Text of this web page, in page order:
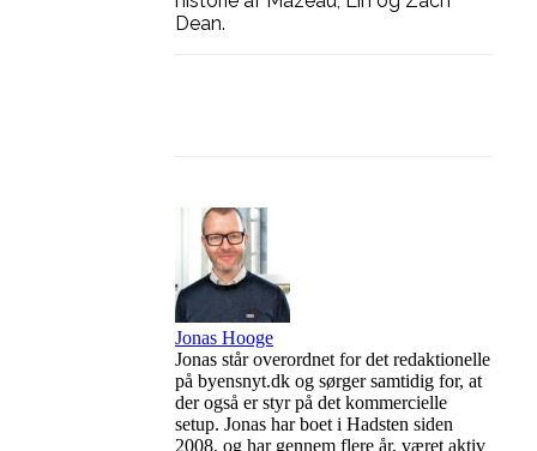
Dean.
Jonas Hooge
Jonas står overordnet for det redaktionelle
på byensnyt.dk og sørger samtidig for, at
der også er styr på det kommercielle
setup. Jonas har boet i Hadsten siden
2008, og har gennem flere år, været aktiv